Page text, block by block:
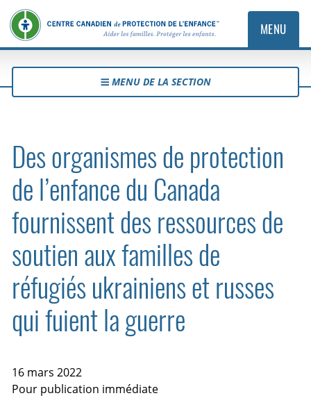
MENU
MENU DE LA SECTION
Des organismes de protection
de l’enfance du Canada
fournissent des ressources de
soutien aux familles de
réfugiés ukrainiens et russes
qui fuient la guerre
16 mars 2022
Pour publication immédiate